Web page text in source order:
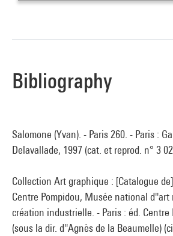
Bibliography
Salomone (Yvan). - Paris 260. - Paris :
Delavallade, 1997 (cat. et reprod. n° 3
Collection Art graphique : [Catalogue
Centre Pompidou, Musée national d''art
création industrielle. - Paris : éd. Centre
(sous la dir. d''Agnès de la Beaumelle)